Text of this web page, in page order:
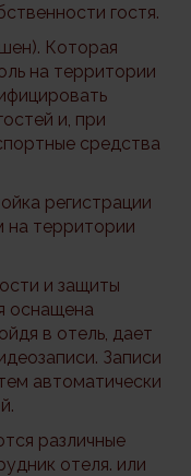
гостя.
Которая
на территории
и, при
средства
регистрации
на территории
и защиты
оснащена
в отель, дает
Записи
автоматически
различные
отеля. или